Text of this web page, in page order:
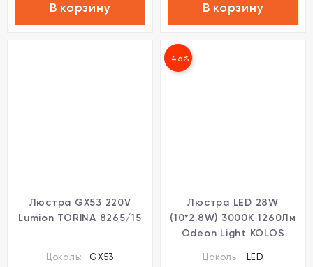
В корзину В корзину
Люстра GX53 220V
Lumion TORINA 8265/15
Цоколь:
GX53
-46%
Люстра LED 28W
(10*2.8W) 3000K 1260Лм
Odeon Light KOLOS
Цоколь:
LED